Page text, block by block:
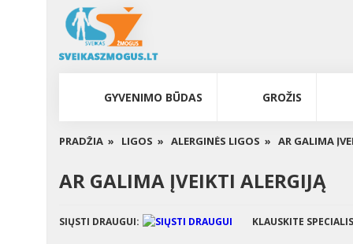
GYVENIMO BŪDAS GROŽIS
PRADŽIA » LIGOS » ALERGINĖS LIGOS » AR GALIMA
AR GALIMA ĮVEIKTI ALERGIJĄ
SIŲSTI DRAUGUI: KLAUSKITE